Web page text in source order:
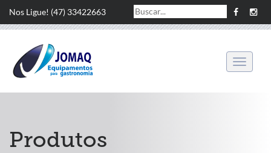
Nos Ligue! (47) 33422663
Alterar
Produtos